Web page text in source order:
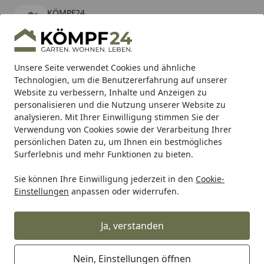
Unsere Seite verwendet Cookies und ähnliche
Technologien, um die Benutzererfahrung auf unserer
Website zu verbessern, Inhalte und Anzeigen zu
personalisieren und die Nutzung unserer Website zu
analysieren. Mit Ihrer Einwilligung stimmen Sie der
Verwendung von Cookies sowie der Verarbeitung Ihrer
persönlichen Daten zu, um Ihnen ein bestmögliches
Surferlebnis und mehr Funktionen zu bieten.
Sie können Ihre Einwilligung jederzeit in den Cookie-
Einstellungen anpassen oder widerrufen.
Ja, verstanden
Nein, Einstellungen öffnen
KÖMPF24
kostenlos - Im App Store
Hotline
Alle Produkte
Mein Konto
Suchen
Karibu Pools inkl. gratis Sandfilteranlage & Pool-
Starterset (Gesamtwert bis 468,99€)
Startseite
Alles für den Garten Gartenhaus Gartenhäuser WPC &
Wolff Finnhaus WPC Gartenhaus
Tona 6030 - 28 mm
(2 Bewertungen)